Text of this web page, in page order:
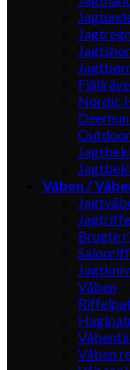
Nordic
Outdoor
Våben /
Brugte
Våben
Våben